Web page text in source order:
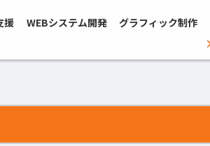
援 WEBシステム開発 グラフィック制作